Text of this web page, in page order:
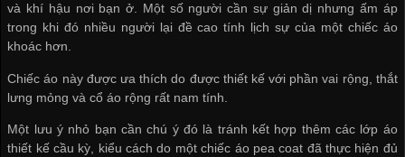
và khí hậu nơi bạn ở. Một số người cần sự giản dị nhưng ấm áp
trong khi đó nhiều người lại đề cao tính lịch sự của một chiếc áo
khoác hơn.
Chiếc áo này được ưa thích do được thiết kế với phần vai rộng, thắt
lưng mỏng và cổ áo rộng rất nam tính.
Một lưu ý nhỏ bạn cần chú ý đó là tránh kết hợp thêm các lớp áo
thiết kế cầu kỳ, kiểu cách do một chiếc áo pea coat đã thực hiện đủ